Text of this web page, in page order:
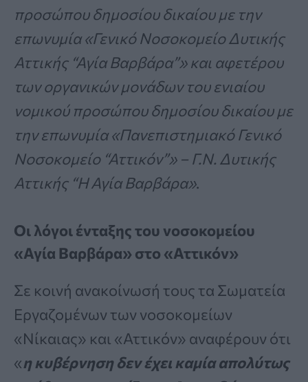
προσώπου δημοσίου δικαίου με την
επωνυμία «Γενικό Νοσοκομείο Δυτικής
Αττικής “Αγία Βαρβάρα”» και αφετέρου
των οργανικών μονάδων του ενιαίου
νομικού προσώπου δημοσίου δικαίου με
την επωνυμία «Πανεπιστημιακό Γενικό
Νοσοκομείο “Αττικόν”» – Γ.Ν. Δυτικής
Αττικής “Η Αγία Βαρβάρα».
Οι λόγοι ένταξης του νοσοκομείου
«Αγία Βαρβάρα» στο «Αττικόν»
Σε κοινή ανακοίνωσή τους τα Σωματεία
Εργαζομένων των νοσοκομείων
«Νίκαιας» και «Αττικόν» αναφέρουν ότι
«η κυβέρνηση δεν έχει καμία απολύτως